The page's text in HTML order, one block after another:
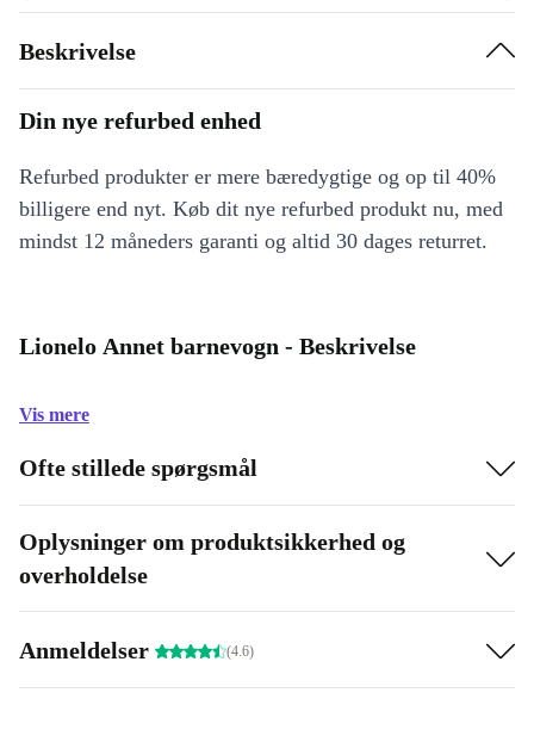
Beskrivelse
Din nye refurbed enhed
Refurbed produkter er mere bæredygtige og op til 40%
billigere end nyt. Køb dit nye refurbed produkt nu, med
mindst 12 måneders garanti og altid 30 dages returret.
Lionelo Annet barnevogn - Beskrivelse
Vis mere
Ofte stillede spørgsmål
Oplysninger om produktsikkerhed og
overholdelse
Anmeldelser (4.6)